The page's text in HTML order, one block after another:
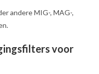
andere MIG-, MAG-,
voor